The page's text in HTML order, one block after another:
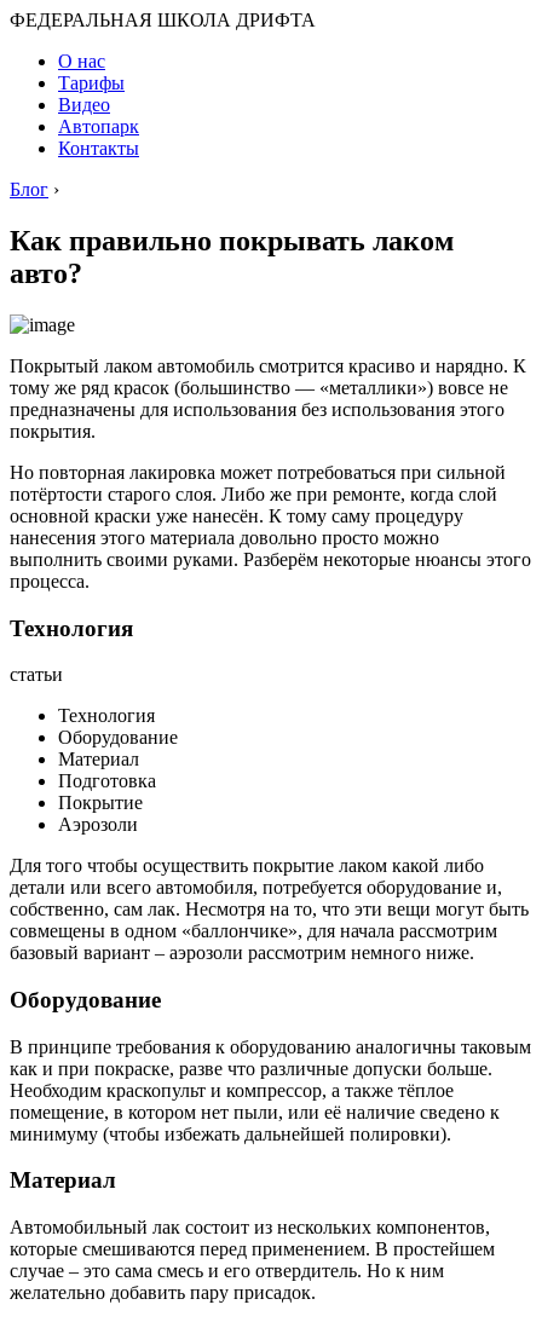
ФЕДЕРАЛЬНАЯ ШКОЛА ДРИФТА
О нас
Тарифы
Видео
Автопарк
Контакты
Блог ›
Как правильно покрывать лаком
авто?
Покрытый лаком автомобиль смотрится красиво и нарядно. К
тому же ряд красок (большинство — «металлики») вовсе не
предназначены для использования без использования этого
покрытия.
Но повторная лакировка может потребоваться при сильной
потёртости старого слоя. Либо же при ремонте, когда слой
основной краски уже нанесён. К тому саму процедуру
нанесения этого материала довольно просто можно
выполнить своими руками. Разберём некоторые нюансы этого
процесса.
Технология
статьи
Технология
Оборудование
Материал
Подготовка
Покрытие
Аэрозоли
Для того чтобы осуществить покрытие лаком какой либо
детали или всего автомобиля, потребуется оборудование и,
собственно, сам лак. Несмотря на то, что эти вещи могут быть
совмещены в одном «баллончике», для начала рассмотрим
базовый вариант – аэрозоли рассмотрим немного ниже.
Оборудование
В принципе требования к оборудованию аналогичны таковым
как и при покраске, разве что различные допуски больше.
Необходим краскопульт и компрессор, а также тёплое
помещение, в котором нет пыли, или её наличие сведено к
минимуму (чтобы избежать дальнейшей полировки).
Материал
Автомобильный лак состоит из нескольких компонентов,
которые смешиваются перед применением. В простейшем
случае – это сама смесь и его отвердитель. Но к ним
желательно добавить пару присадок.